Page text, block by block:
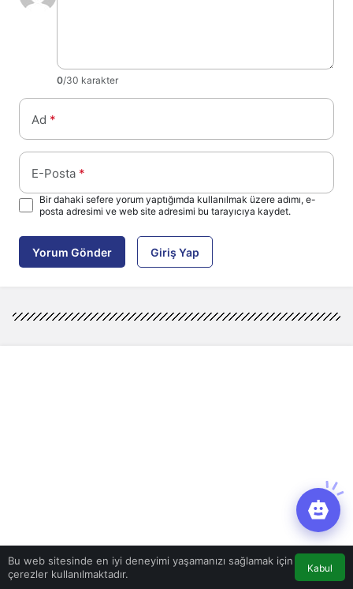
0/30 karakter
Ad *
E-Posta *
Bir dahaki sefere yorum yaptığımda kullanılmak üzere adımı, e-
posta adresimi ve web site adresimi bu tarayıcıya kaydet.
Yorum Gönder Giriş Yap
Bu web sitesinde en iyi deneyimi yaşamanızı sağlamak için
çerezler kullanılmaktadır.
Kabul